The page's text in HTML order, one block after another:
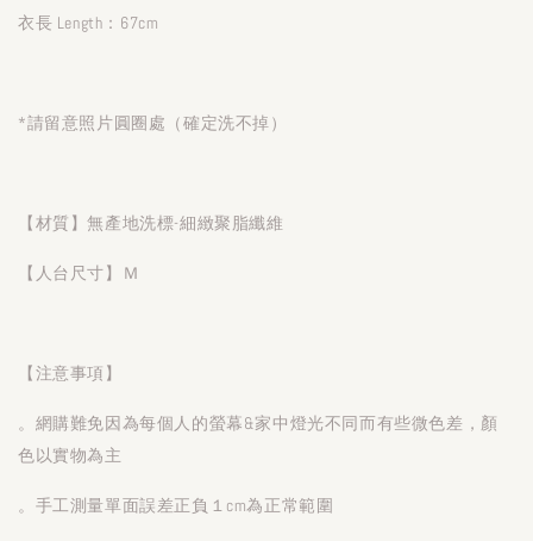
衣長 Length：67cm
*請留意照片圓圈處（確定洗不掉）
【材質】無產地洗標-細緻聚脂纖維
【人台尺寸】Ｍ
【注意事項】
。網購難免因為每個人的螢幕&家中燈光不同而有些微色差，顏
色以實物為主
。手工測量單面誤差正負１cm為正常範圍